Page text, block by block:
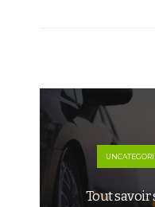
Tout savoir